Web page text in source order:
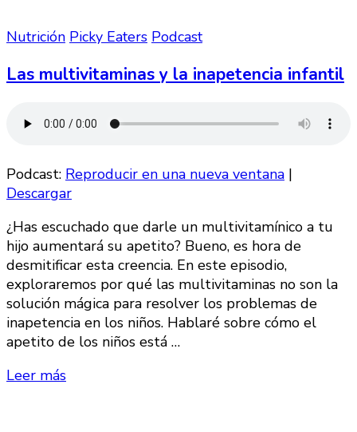
Nutrición Picky Eaters Podcast
Las multivitaminas y la inapetencia infantil
Podcast: Reproducir en una nueva ventana |
Descargar
¿Has escuchado que darle un multivitamínico a tu
hijo aumentará su apetito? Bueno, es hora de
desmitificar esta creencia. En este episodio,
exploraremos por qué las multivitaminas no son la
solución mágica para resolver los problemas de
inapetencia en los niños. Hablaré sobre cómo el
apetito de los niños está …
Leer más